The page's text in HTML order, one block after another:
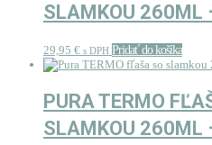
SLAMKOU 260ML
29,95 € s DPH Pridať do košíka
PURA TERMO
SLAMKOU 260ML